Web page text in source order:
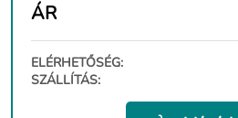
ÁR
ELÉRHETŐSÉG:
SZÁLLÍTÁS: